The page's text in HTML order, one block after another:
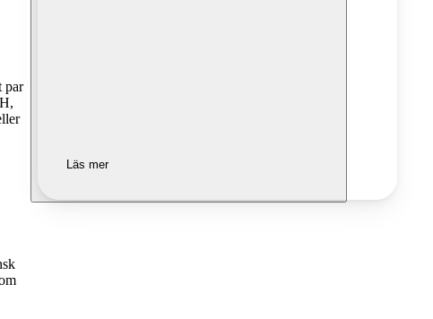
par
Läs mer